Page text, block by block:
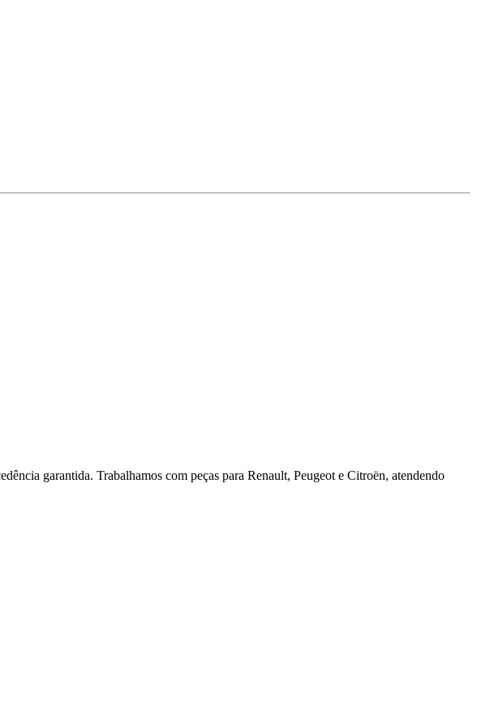
garantida. Trabalhamos com peças para Renault, Peugeot e Citroën, atendendo